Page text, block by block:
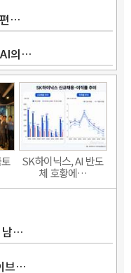
Band
…
AI의…
SK하이닉스, AI 반도
체 호황에…
남…
브…